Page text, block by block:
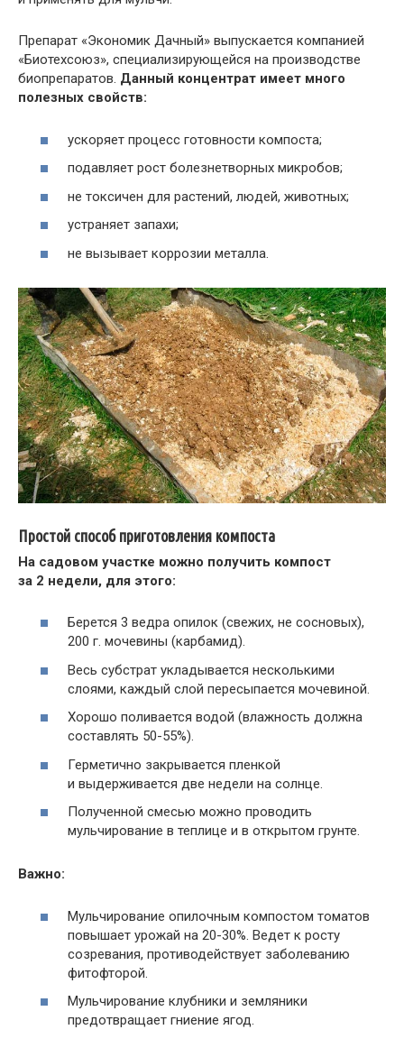
Препарат «Экономик Дачный» выпускается компанией
«Биотехсоюз», специализирующейся на производстве
биопрепаратов. Данный концентрат имеет много
полезных свойств:
ускоряет процесс готовности компоста;
подавляет рост болезнетворных микробов;
не токсичен для растений, людей, животных;
устраняет запахи;
не вызывает коррозии металла.
Простой способ приготовления компоста
На садовом участке можно получить компост
за 2 недели, для этого:
Берется 3 ведра опилок (свежих, не сосновых),
200 г. мочевины (карбамид).
Весь субстрат укладывается несколькими
слоями, каждый слой пересыпается мочевиной.
Хорошо поливается водой (влажность должна
составлять 50-55%).
Герметично закрывается пленкой
и выдерживается две недели на солнце.
Полученной смесью можно проводить
мульчирование в теплице и в открытом грунте.
Важно:
Мульчирование опилочным компостом томатов
повышает урожай на 20-30%. Ведет к росту
созревания, противодействует заболеванию
фитофторой.
Мульчирование клубники и земляники
предотвращает гниение ягод.